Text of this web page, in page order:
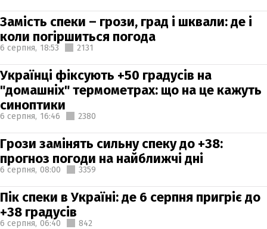
Замість спеки – грози, град і шквали: де і
коли погіршиться погода
6 серпня, 18:53 2131
Українці фіксують +50 градусів на
"домашніх" термометрах: що на це кажуть
синоптики
6 серпня, 16:46 2380
Грози замінять сильну спеку до +38:
прогноз погоди на найближчі дні
6 серпня, 08:00 3359
Пік спеки в Україні: де 6 серпня пригріє до
+38 градусів
6 серпня, 06:40 842